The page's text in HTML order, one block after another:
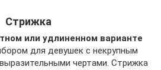
Стрижка
или удлиненном варианте
для девушек с некрупным
чертами. Стрижка